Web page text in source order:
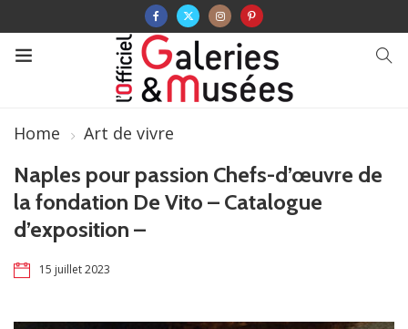
Home Art de vivre
Naples pour passion Chefs-d’œuvre de
la fondation De Vito – Catalogue
d’exposition –
15 juillet 2023